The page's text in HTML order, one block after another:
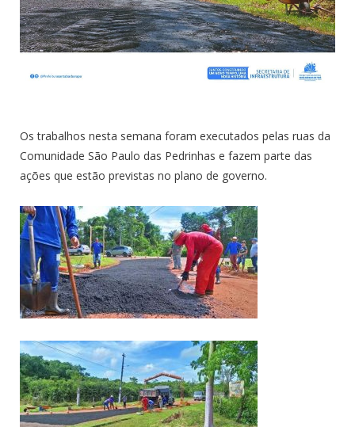
Os trabalhos nesta semana foram executados pelas ruas da
Comunidade São Paulo das Pedrinhas e fazem parte das
ações que estão previstas no plano de governo.